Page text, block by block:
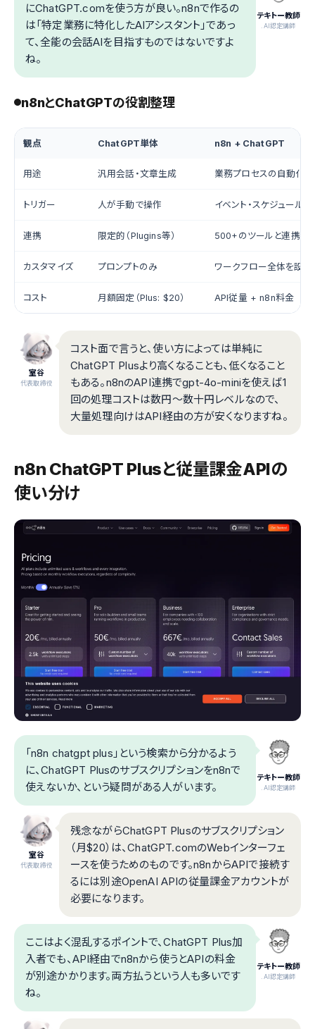
テキトー教師
.AI認定講師
にChatGPT.comを使う方が良い。n8nで作るの
は「特定業務に特化したAIアシスタント」であっ
て、全能の会話AIを目指すものではないですよ
ね。
n8nとChatGPTの役割整理
観点 ChatGPT単体 n8n + ChatGPT
用途 汎用会話・文章生成 業務プロセスの自動化
トリガー 人が手動で操作 イベント・スケジュール
連携 限定的（Plugins等） 500+のツールと連携可
カスタマイズ プロンプトのみ ワークフロー全体を設
コスト 月額固定（Plus: $20） API従量 + n8n料金
室谷
代表取締役
コスト面で言うと、使い方によっては単純に
ChatGPT Plusより高くなることも、低くなること
もある。n8nのAPI連携でgpt-4o-miniを使えば1
回の処理コストは数円〜数十円レベルなので、
大量処理向けはAPI経由の方が安くなりますね。
n8n ChatGPT Plusと従量課金APIの
使い分け
テキトー教師
.AI認定講師
「n8n chatgpt plus」という検索から分かるよう
に、ChatGPT Plusのサブスクリプションをn8nで
使えないか、という疑問がある人がいます。
室谷
代表取締役
残念ながらChatGPT Plusのサブスクリプション
（月$20）は、ChatGPT.comのWebインターフェ
ースを使うためのものです。n8nからAPIで接続す
るには別途OpenAI APIの従量課金アカウントが
必要になります。
テキトー教師
.AI認定講師
ここはよく混乱するポイントで、ChatGPT Plus加
入者でも、API経由でn8nから使うとAPIの料金
が別途かかります。両方払うという人も多いです
ね。